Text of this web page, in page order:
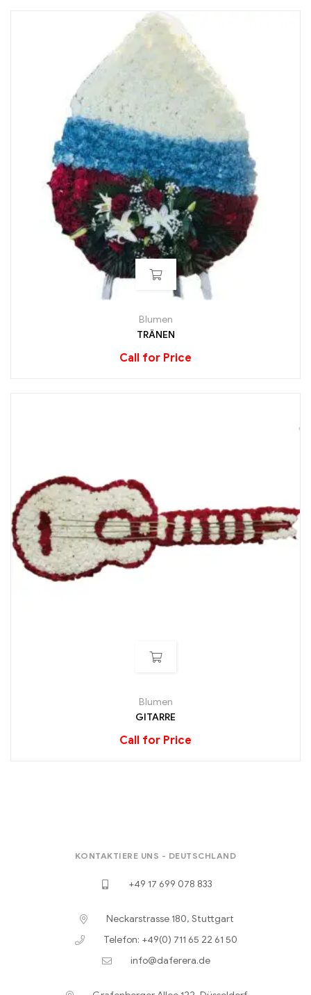
Blumen
TRÄNEN
Call for Price
Blumen
GITARRE
Call for Price
KONTAKTIERE UNS - DEUTSCHLAND
+49 17 699 078 833
Neckarstrasse 180, Stuttgart
Telefon: +49(0) 711 65 22 61 50
info@daferera.de